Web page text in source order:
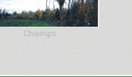
Champs